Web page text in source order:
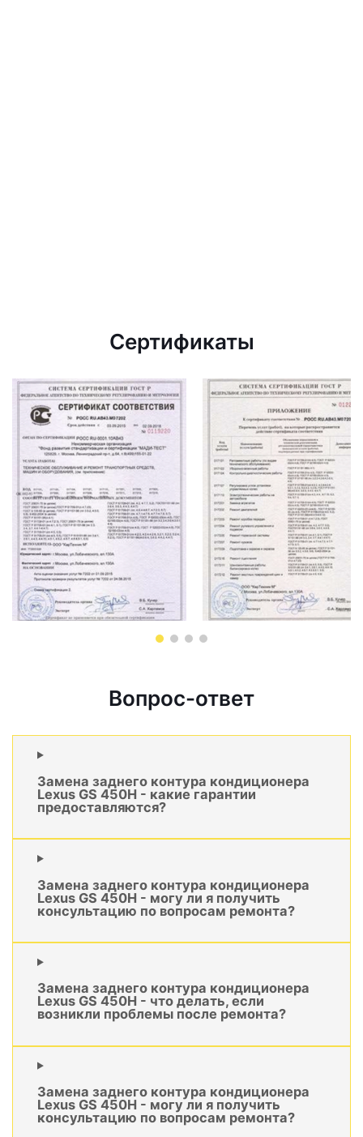
Сертификаты
Вопрос-ответ
Замена заднего контура кондиционера
Lexus GS 450H - какие гарантии
предоставляются?
Замена заднего контура кондиционера
Lexus GS 450H - могу ли я получить
консультацию по вопросам ремонта?
Замена заднего контура кондиционера
Lexus GS 450H - что делать, если
возникли проблемы после ремонта?
Замена заднего контура кондиционера
Lexus GS 450H - могу ли я получить
консультацию по вопросам ремонта?